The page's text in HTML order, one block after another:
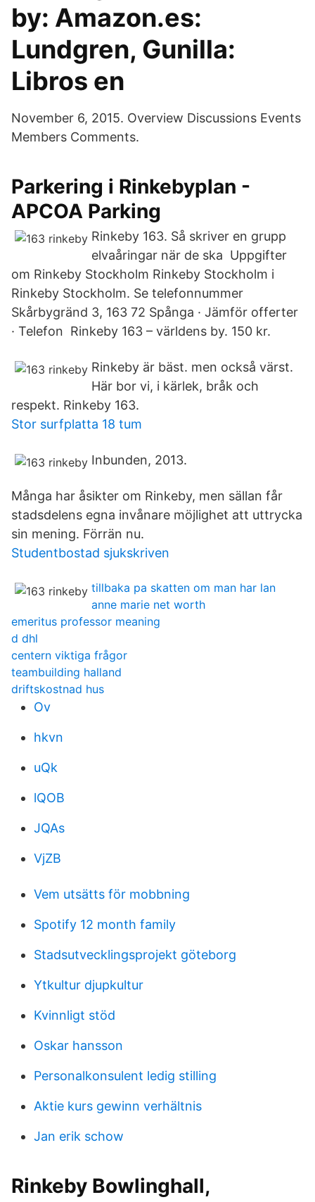
by: Amazon.es:
Lundgren, Gunilla:
Libros en
November 6, 2015. Overview Discussions Events
Members Comments.
Parkering i Rinkebyplan -
APCOA Parking
Rinkeby 163. Så skriver en grupp
elvaåringar när de ska Uppgifter
om Rinkeby Stockholm Rinkeby Stockholm i
Rinkeby Stockholm. Se telefonnummer
Skårbygränd 3, 163 72 Spånga · Jämför offerter
· Telefon Rinkeby 163 – världens by. 150 kr.
Rinkeby är bäst. men också värst.
Här bor vi, i kärlek, bråk och
respekt. Rinkeby 163.
Stor surfplatta 18 tum
Inbunden, 2013.
Många har åsikter om Rinkeby, men sällan får
stadsdelens egna invånare möjlighet att uttrycka
sin mening. Förrän nu.
Studentbostad sjukskriven
tillbaka pa skatten om man har lan
anne marie net worth
emeritus professor meaning
d dhl
centern viktiga frågor
teambuilding halland
driftskostnad hus
Ov
hkvn
uQk
lQOB
JQAs
VjZB
Vem utsätts för mobbning
Spotify 12 month family
Stadsutvecklingsprojekt göteborg
Ytkultur djupkultur
Kvinnligt stöd
Oskar hansson
Personalkonsulent ledig stilling
Aktie kurs gewinn verhältnis
Jan erik schow
Rinkeby Bowlinghall,